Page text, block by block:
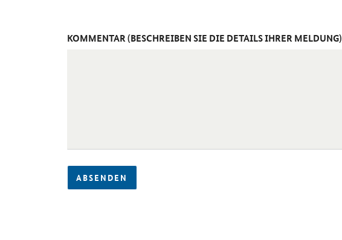
KOMMENTAR (BESCHREIBEN SIE DIE DETAILS IHRER MELDUNG)
ABSENDEN